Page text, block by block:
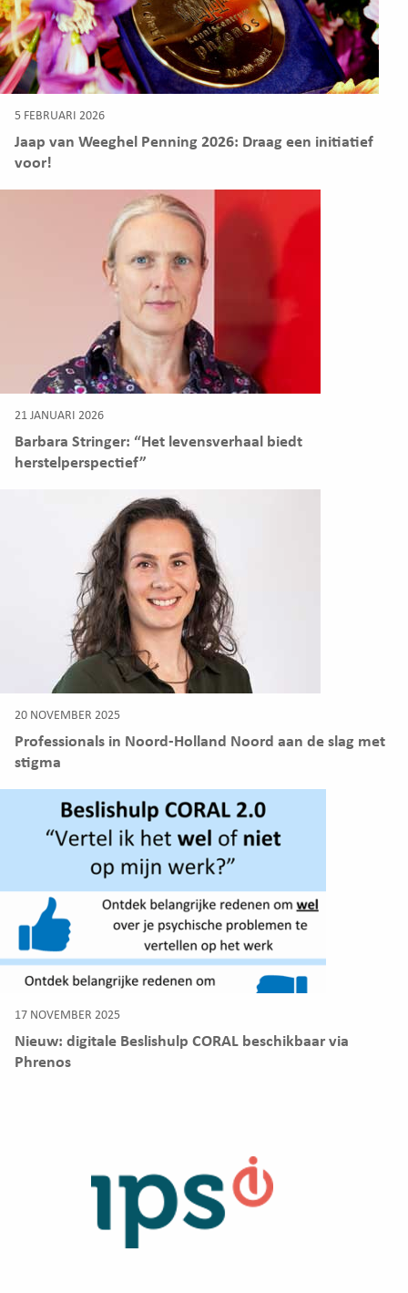
5 FEBRUARI 2026
Jaap van Weeghel Penning 2026: Draag een initiatief
voor!
21 JANUARI 2026
Barbara Stringer: “Het levensverhaal biedt
herstelperspectief”
20 NOVEMBER 2025
Professionals in Noord-Holland Noord aan de slag met
stigma
17 NOVEMBER 2025
Nieuw: digitale Beslishulp CORAL beschikbaar via
Phrenos